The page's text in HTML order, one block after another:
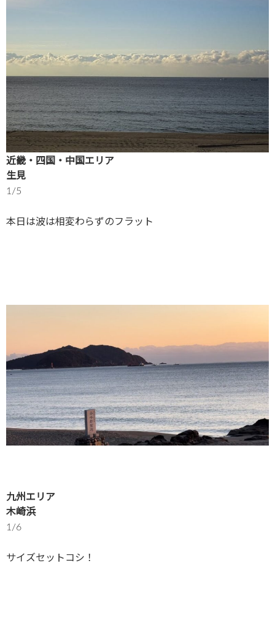
近畿・四国・中国エリア
生見
1/5
本日は波は相変わらずのフラット
九州エリア
木崎浜
1/6
サイズセットコシ！